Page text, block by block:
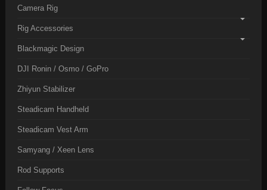
Camera Rig
Rig Accessories
Blackmagic Design
DJI Ronin / Osmo / GoPro
Zhiyun Stabilizer
Steadicam Handheld
Steadicam Vest Arm
Samyang / Xeen Lens
Rod Supports